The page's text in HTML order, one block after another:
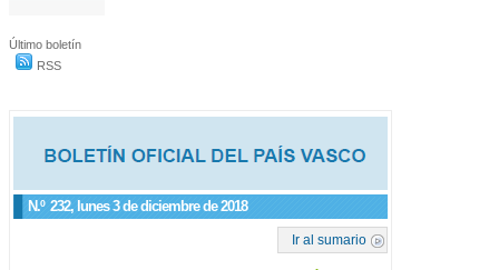
Último boletín
RSS
N.º 232, lunes 3 de diciembre de 2018
Ir al sumario